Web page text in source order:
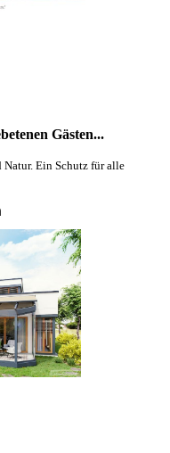
Gästen...
Natur. Ein Schutz für alle